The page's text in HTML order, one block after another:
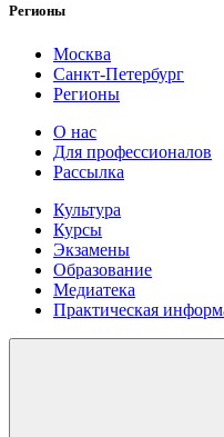
Регионы
Москва
Санкт-Петербург
Регионы
О нас
Для профессионалов
Рассылка
Культура
Курсы
Экзамены
Образование
Медиатека
Практическая